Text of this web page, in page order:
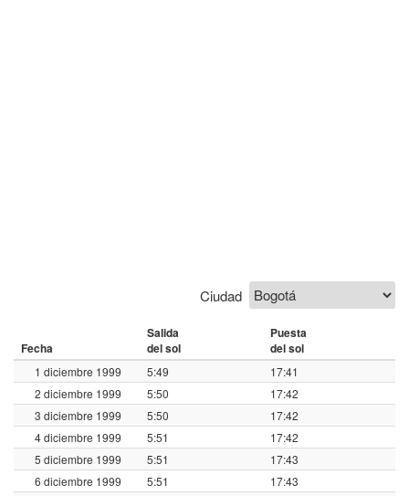
Ciudad
Fecha
Salida
del sol
Puesta
del sol
1 diciembre 1999 5:49
17:41
2 diciembre 1999
5:50
17:42
3 diciembre 1999
5:50
17:42
4 diciembre 1999
5:51
17:42
5 diciembre 1999
5:51
17:43
6 diciembre 1999
5:51
17:43